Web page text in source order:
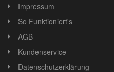
erforderlich.
Erste-Hilfe-Stationen
medizinischen
Impressum
So Funktioniert's
AGB
Kundenservice
Datenschutzerklärung